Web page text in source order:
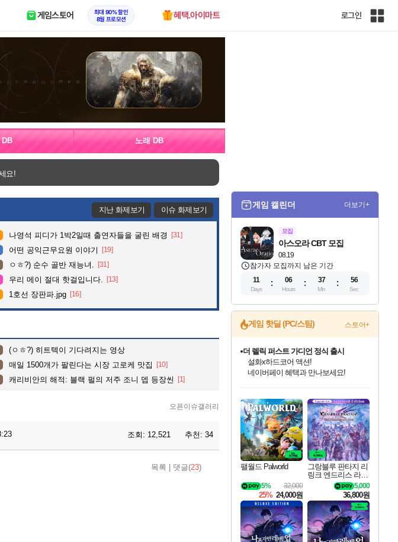
게임스토어
최대 90% 할인
8월 프로모션
혜택.아이마트 로그인
인
DB 노래 DB
요!
지난 화제보기 이슈 화제보기
나영석 피디가 1박2일때 출연자들을 굴린 배경 [31]
어떤 공익근무요원 이야기 [19]
ㅇㅎ?) 순수 골반 재능녀. [31]
우리 메이 절대 핫걸입니다. [13]
1호선 장판파.jpg [16]
(ㅇㅎ?) 히트텍이 기다려지는 영상
매일 1500개가 팔린다는 시장 고로케 맛집 [10]
캐리비안의 해적: 블랙 펄의 저주 조니 뎁 등장씬 [1]
오픈이슈갤러리
조회: 12,521 추천: 34
목록 댓글(23)
게임 캘린더 더보기+
모집
08.19
아스오라 CBT 모집
참가자 모집까지 남은 기간
11
Days
06
Hours
37
Min
54
Sec
게임 핫딜 (PC/스팀) 스토어+
최대 90% 할인가를 만나보세요!
네이버혜택과 함께 만나보세요!
50%할인&추가 적립까지!
네이버 포인트 혜택까지!
이니&베니 혜택까지!
네이버 혜택가와 함께 예약하세요!
할인&네이버혜택으로 만나보세요!
네이버페이 혜택과 만나보세요!
베데스다 40주년 기념 할인 중!
베데스다의 명작들을
40주년 프로모션으로 만나보세요!
할인가에 만나보세요!
일부 에디션 상시 할인!
혜택으로 예약 판매 중
편안하게 충전하세요
팰월드 Palworld
32,000
5%
25% 24,000원
그랑블루 판타지 리
링크 엔드리스 라그
나로크 업그레이드
킷 Granblue Fantasy
Relink Endless Ragn
arok Upgrade Kit DL
C
5,000
36,800원